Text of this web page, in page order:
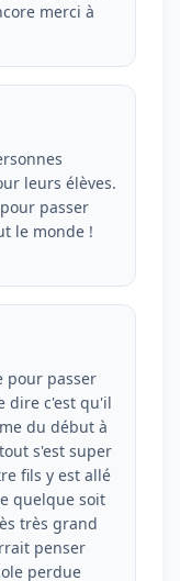
merci à
leurs élèves.
passer
le monde !
pour passer
dire c'est qu'il
du début à
s'est super
fils y est allé
quelque soit
très grand
penser
perdue